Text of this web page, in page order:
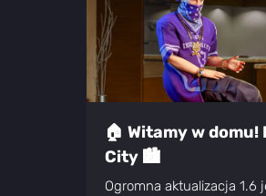
🏠 Witamy w
City 🏙️
Ogromna aktualizacja 1.6